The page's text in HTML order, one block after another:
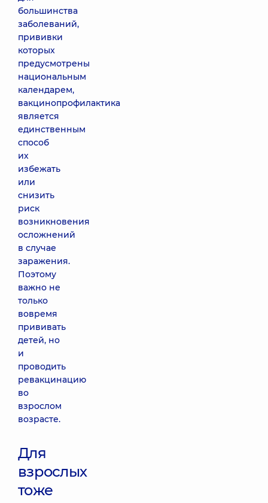
большинства
заболеваний,
прививки
которых
предусмотрены
национальным
календарем,
вакцинопрофилактика
является
единственным
способ
их
избежать
или
снизить
риск
возникновения
осложнений
в случае
заражения.
Поэтому
важно не
только
вовремя
прививать
детей, но
и
проводить
ревакцинацию
во
взрослом
возрасте.
Для
взрослых
тоже